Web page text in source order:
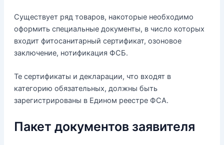
Существует ряд товаров, накоторые необходимо
оформить специальные документы, в число которых
входит фитосанитарный сертификат, озоновое
заключение, нотификация ФСБ.
Те сертификаты и декларации, что входят в
категорию обязательных, должны быть
зарегистрированы в Едином реестре ФСА.
Пакет документов заявителя